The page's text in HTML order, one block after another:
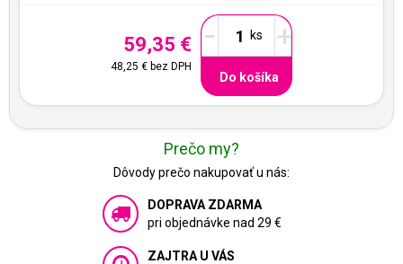
59,35 €
48,25 € bez DPH
- +
Do košíka
Prečo my?
Dôvody prečo nakupovať u nás:
DOPRAVA ZDARMA
pri objednávke nad 29 €
ZAJTRA U VÁS